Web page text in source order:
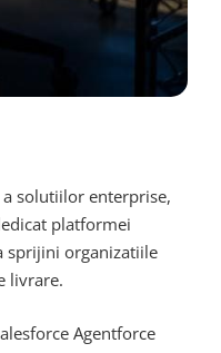
solutiilor enterprise,
platformei
sprijini organizatiile
livrare.
Agentforce